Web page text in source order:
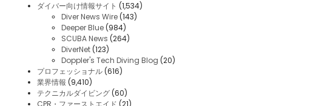
ダイバー向け情報サイト (1,534)
Diver News Wire (143)
Deeper Blue (984)
SCUBA News (264)
DiverNet (123)
Doppler's Tech Diving Blog (20)
プロフェッショナル (616)
業界情報 (9,410)
テクニカルダイビング (60)
CPR・ファーストエイド (21)